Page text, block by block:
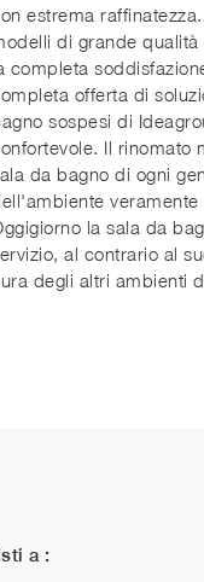
estrema
di grande
completa
offerta di
sospesi di
Il rinomato
da bagno di ogni
la sala da
al contrario al
degli altri ambienti
a :